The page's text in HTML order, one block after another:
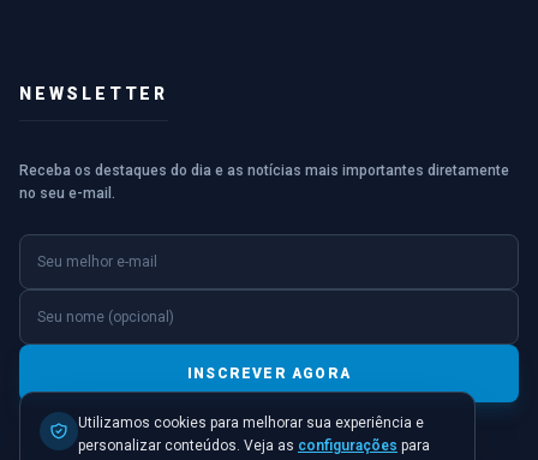
NEWSLETTER
Receba os destaques do dia e as notícias mais importantes diretamente
no seu e-mail.
E-mail
Nome (opcional)
INSCREVER AGORA
Utilizamos cookies para melhorar sua experiência e
personalizar conteúdos. Veja as configurações para